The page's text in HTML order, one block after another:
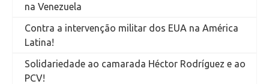
na Venezuela
Contra a intervenção militar dos EUA na América
Latina!
Solidariedade ao camarada Héctor Rodríguez e ao
PCV!